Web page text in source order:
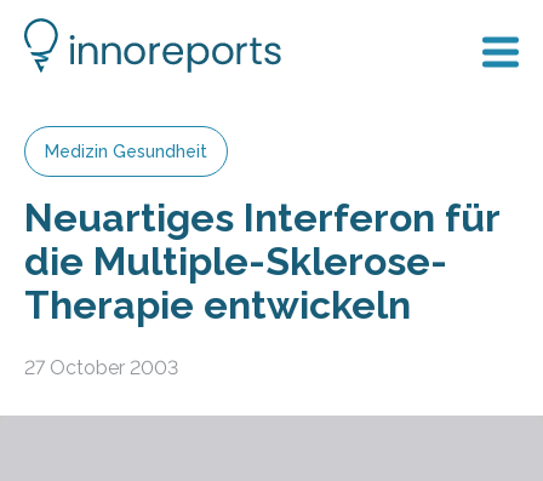
Medizin Gesundheit
Neuartiges Interferon für
die Multiple-Sklerose-
Therapie entwickeln
27 October 2003